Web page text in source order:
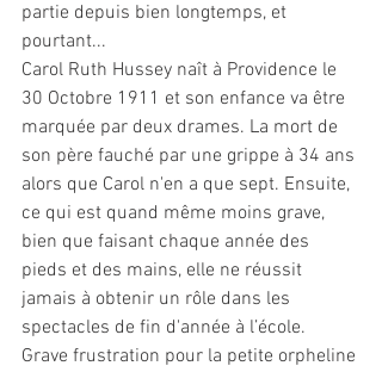
partie depuis bien longtemps, et
pourtant...
Carol Ruth Hussey naît à Providence le
30 Octobre 1911 et son enfance va être
marquée par deux drames. La mort de
son père fauché par une grippe à 34 ans
alors que Carol n'en a que sept. Ensuite,
ce qui est quand même moins grave,
bien que faisant chaque année des
pieds et des mains, elle ne réussit
jamais à obtenir un rôle dans les
spectacles de fin d'année à l’école.
Grave frustration pour la petite orpheline